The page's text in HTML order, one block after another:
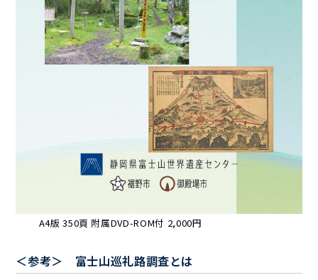
A4版 350頁 附属DVD-ROM付 2,000円
＜参考＞ 富士山巡礼路調査とは